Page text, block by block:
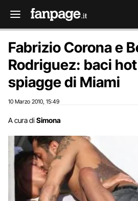
Fabrizio Corona e
Rodriguez: baci
spiagge di Miami
10 Marzo 2010 15:49
A cura di Simona